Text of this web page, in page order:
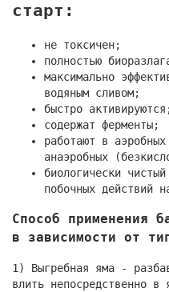
старт:
не токсичен;
полностью
максимально
водяным сливом;
быстро
содержат ферменты;
работают в
анаэробных
биологически
побочных действий
Способ применения
в зависимости от
1) Выгребная яма -
влить непосредственно в